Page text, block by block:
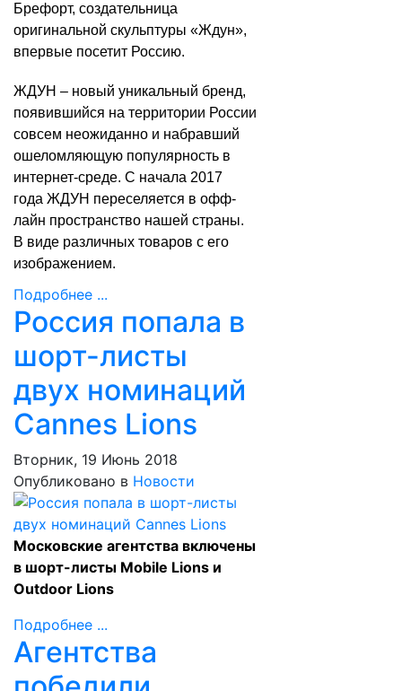
Брефорт, создательница
оригинальной скульптуры «Ждун»,
впервые посетит Россию.
ЖДУН – новый уникальный бренд,
появившийся на территории России
совсем неожиданно и набравший
ошеломляющую популярность в
интернет-среде. С начала 2017
года ЖДУН переселяется в офф-
лайн пространство нашей страны.
В виде различных товаров с его
изображением.
Подробнее ...
Россия попала в
шорт-листы
двух номинаций
Cannes Lions
Вторник, 19 Июнь 2018
Опубликовано в Новости
Московские агентства включены
в шорт-листы Mobile Lions и
Outdoor Lions
Подробнее ...
Агентства